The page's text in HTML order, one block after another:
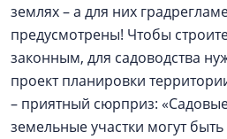
землях – а для них
предусмотрены! Чтобы
законным, для садоводства
проект планировки
– приятный сюрприз:
земельные участки могут